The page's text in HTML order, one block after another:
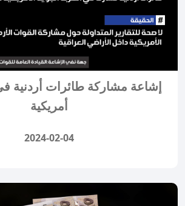
إشاعة مشاركة طائرات أردنية
أمريكية
2024-02-04